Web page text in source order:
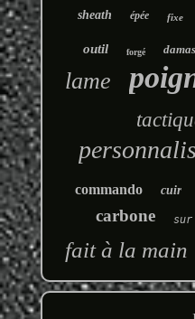
sheath épée fixe
outil forgé
lame
commando cuir
carbone sur
fait à la main